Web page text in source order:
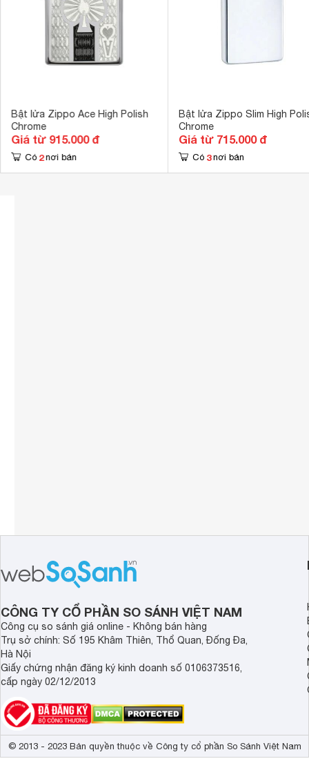
Bật lửa Zippo Ace High Polish
Chrome
Giá từ 915.000 đ
Có 2 nơi bán
Bật lửa Zippo Slim High
Chrome
Giá từ 715.000 đ
Có 3 nơi bán
CÔNG TY CỔ PHẦN SO SÁNH VIỆT NAM
Công cụ so sánh giá online - Không bán hàng
Trụ sở chính: Số 195 Khâm Thiên, Thổ Quan, Đống Đa,
Hà Nội
Giấy chứng nhận đăng ký kinh doanh số 0106373516,
cấp ngày 02/12/2013
© 2013 - 2023 Bản quyền thuộc về Công ty cổ phần So Sánh Việt Nam